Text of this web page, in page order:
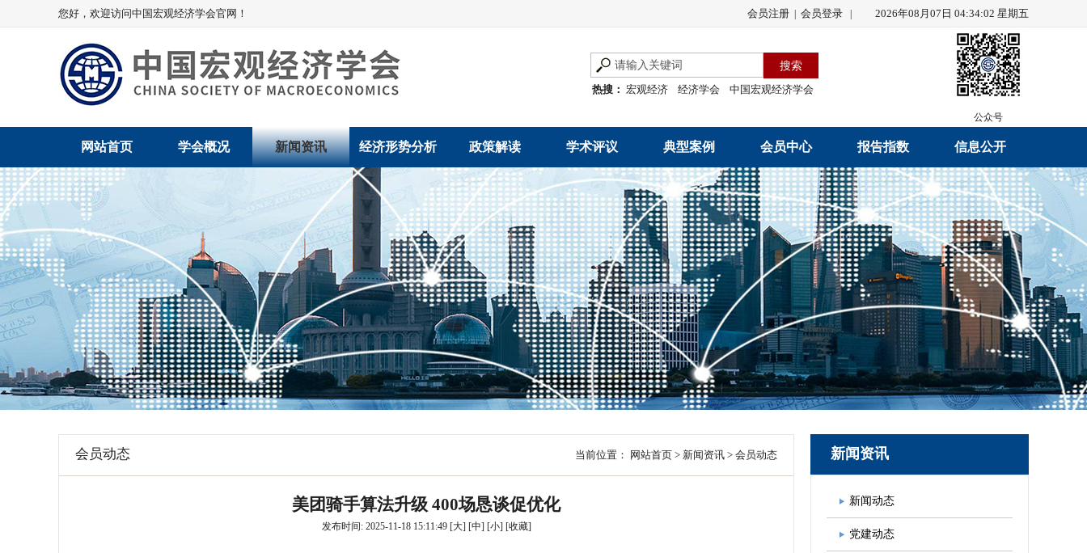
您好，欢迎访问中国宏观经济学会官网！ 会员注册 会员登录 2026年08月07日 04:34:02 星期五
热搜： 宏观经济 经济学会 中国宏观经济学会
公众号
网站首页 学会概况
学术委员会
学会领导
组织机构
法律顾问
学会章程
新闻资讯
党建动态
学会动态
会员动态
地方动态
经济形势分析
经济数据概览
数说经济
经济运行与调节
产业发展
创新高技术产业运
行
贸易与流通
政策解读
发展改革令
规范性文件
规划文本
公告
通知
政策图解
学术评议
优秀改革案例
世界一流企业
优秀论文著作
典型案例
地方政府
国有企业
民营企业
会员中心
会员名录
会员注册
入会申请
会员管理办法
报告指数
研究报告
学会会刊
数据解读
指数发布
中宏通讯
图书出版
信息公开
学会章程
年度工作报告
财务工作报告
新闻发言人制度
学术自律制度
学会发展规划
会员动态 当前位置： 网站首页 > 新闻资讯 > 会员动态
美团骑手算法升级 400场恳谈促优化
发布时间: 2025-11-18 15:11:49 [大] [中] [小] [收藏]
新闻资讯
新闻动态
党建动态